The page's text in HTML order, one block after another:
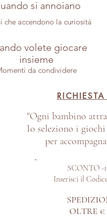
si annoiano
che accendono la curiosità
volete giocare
insieme
da condividere
"Ogni bambino
Io seleziono i
per
SCONTO -
Inserisci il
OLTRE €